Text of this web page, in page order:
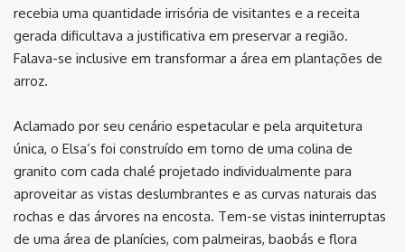
recebia uma quantidade irrisória de visitantes e a receita
gerada dificultava a justificativa em preservar a região.
Falava-se inclusive em transformar a área em plantações de
arroz.
Aclamado por seu cenário espetacular e pela arquitetura
única, o Elsa’s foi construído em torno de uma colina de
granito com cada chalé projetado individualmente para
aproveitar as vistas deslumbrantes e as curvas naturais das
rochas e das árvores na encosta. Tem-se vistas ininterruptas
de uma área de planícies, com palmeiras, baobás e flora